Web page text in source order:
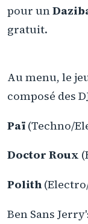
pour un
gratuit.
Au menu, le
composé des
Paï (Techno/
Doctor Roux
Polith
Ben Sans